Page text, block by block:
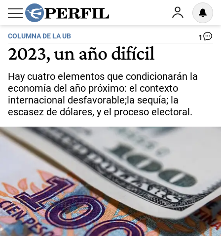
COLUMNA DE LA UB 1
2023, un año difícil
Hay cuatro elementos que condicionarán la
economía del año próximo: el contexto
internacional desfavorable;la sequía; la
escasez de dólares, y el proceso electoral.